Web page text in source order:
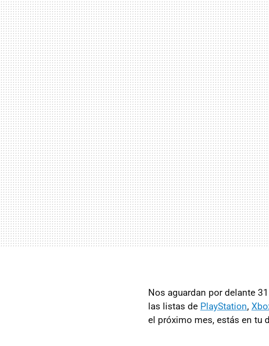
Nos aguardan por delante
las listas de PlayStation,
el próximo mes, estás en tu